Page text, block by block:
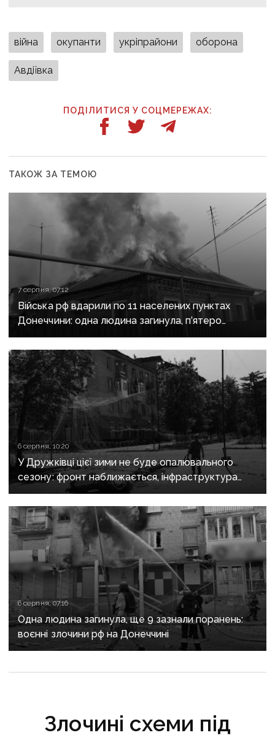
війна окупанти укріпрайони оборона
Авдіївка
ПОДІЛИТИСЯ У СОЦМЕРЕЖАХ:
ТАКОЖ ЗА ТЕМОЮ
7 серпня, 07:12
Війська рф вдарили по 11 населених пунктах
Донеччини: одна людина загинула, п’ятеро
поранені
6 серпня, 10:20
У Дружківці цієї зими не буде опалювального
сезону: фронт наближається, інфраструктура
критично зруйнована
6 серпня, 07:16
Одна людина загинула, ще 9 зазнали поранень:
воєнні злочини рф на Донеччині
Злочині схеми під